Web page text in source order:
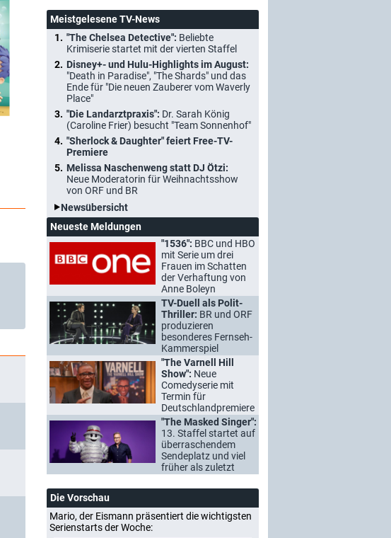
Meistgelesene TV-News
"The Chelsea Detective": Beliebte
Krimiserie startet mit der vierten Staffel
Disney+- und Hulu-Highlights im August:
"Death in Paradise", "The Shards" und das
Ende für "Die neuen Zauberer vom Waverly
Place"
"Die Landarztpraxis": Dr. Sarah König
(Caroline Frier) besucht "Team Sonnenhof"
"Sherlock & Daughter" feiert Free-TV-
Premiere
Melissa Naschenweng statt DJ Ötzi:
Neue Moderatorin für Weihnachtsshow
von ORF und BR
Newsübersicht
Neueste Meldungen
"1536": BBC und HBO
mit Serie um drei
Frauen im Schatten
der Verhaftung von
Anne Boleyn
TV-Duell als Polit-
Thriller: BR und ORF
produzieren
besonderes Fernseh-
Kammerspiel
"The Varnell Hill
Show": Neue
Comedyserie mit
Termin für
Deutschlandpremiere
"The Masked Singer":
13. Staffel startet auf
überraschendem
Sendeplatz und viel
früher als zuletzt
Die Vorschau
Mario, der Eismann präsentiert die wichtigsten
Serienstarts der Woche: